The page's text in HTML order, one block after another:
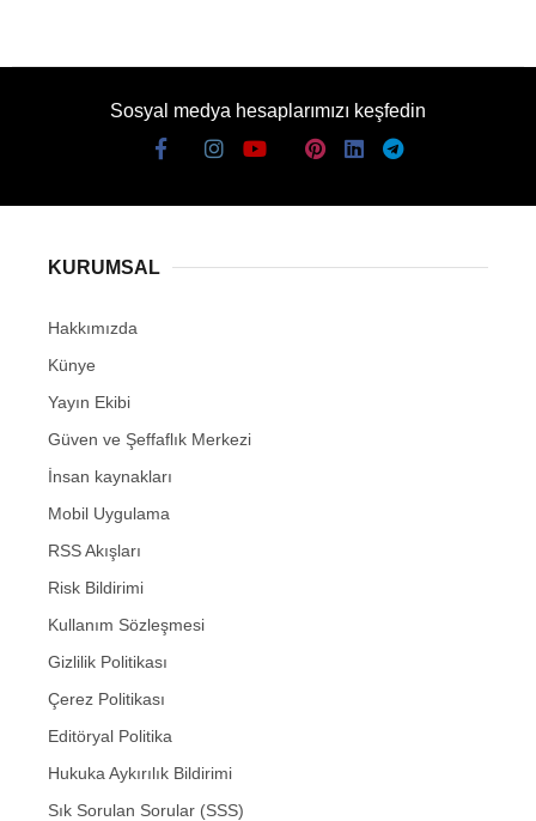
Sosyal medya hesaplarımızı keşfedin
KURUMSAL
Hakkımızda
Künye
Yayın Ekibi
Güven ve Şeffaflık Merkezi
İnsan kaynakları
Mobil Uygulama
RSS Akışları
Risk Bildirimi
Kullanım Sözleşmesi
Gizlilik Politikası
Çerez Politikası
Editöryal Politika
Hukuka Aykırılık Bildirimi
Sık Sorulan Sorular (SSS)